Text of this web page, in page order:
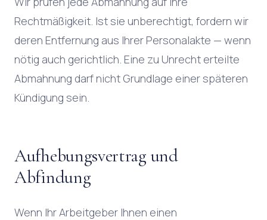
Rechtmäßigkeit. Ist sie unberechtigt, fordern wir
deren Entfernung aus Ihrer Personalakte — wenn
nötig auch gerichtlich. Eine zu Unrecht erteilte
Abmahnung darf nicht Grundlage einer späteren
Kündigung sein.
Aufhebungsvertrag und
Abfindung
Wenn Ihr Arbeitgeber Ihnen einen